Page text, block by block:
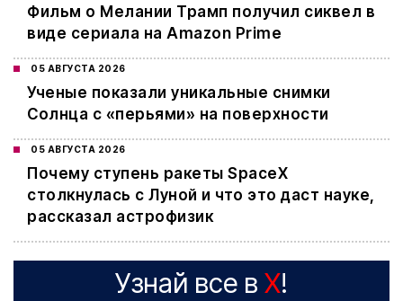
Фильм о Мелании Трамп получил сиквел в
виде сериала на Amazon Prime
05 АВГУСТА 2026
Ученые показали уникальные снимки
Солнца с «перьями» на поверхности
05 АВГУСТА 2026
Почему ступень ракеты SpaceX
столкнулась с Луной и что это даст науке,
рассказал астрофизик
Узнай все в X!